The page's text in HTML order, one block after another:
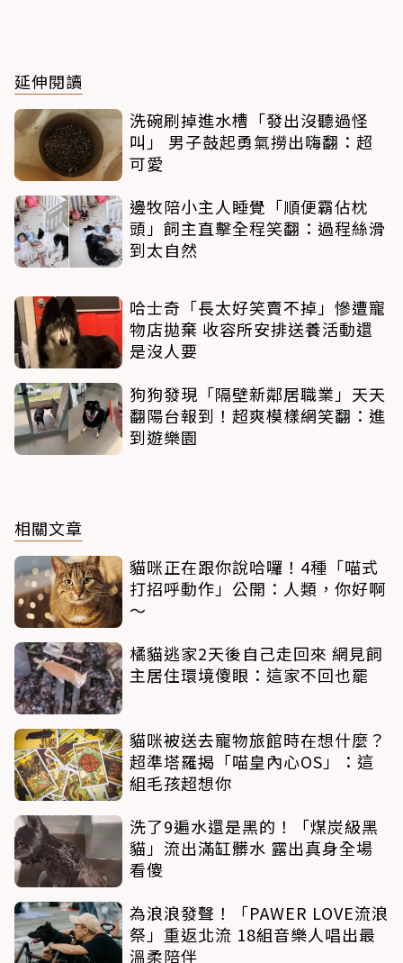
延伸閱讀
洗碗刷掉進水槽「發出沒聽過怪
叫」 男子鼓起勇氣撈出嗨翻：超
可愛
邊牧陪小主人睡覺「順便霸佔枕
頭」飼主直擊全程笑翻：過程絲滑
到太自然
哈士奇「長太好笑賣不掉」慘遭寵
物店拋棄 收容所安排送養活動還
是沒人要
狗狗發現「隔壁新鄰居職業」天天
翻陽台報到！超爽模樣網笑翻：進
到遊樂園
相關文章
貓咪正在跟你說哈囉！4種「喵式
打招呼動作」公開：人類，你好啊
～
橘貓逃家2天後自己走回來 網見飼
主居住環境傻眼：這家不回也罷
貓咪被送去寵物旅館時在想什麼？
超準塔羅揭「喵皇內心OS」：這
組毛孩超想你
洗了9遍水還是黑的！「煤炭級黑
貓」流出滿缸髒水 露出真身全場
看傻
為浪浪發聲！「PAWER LOVE流浪
祭」重返北流 18組音樂人唱出最
溫柔陪伴